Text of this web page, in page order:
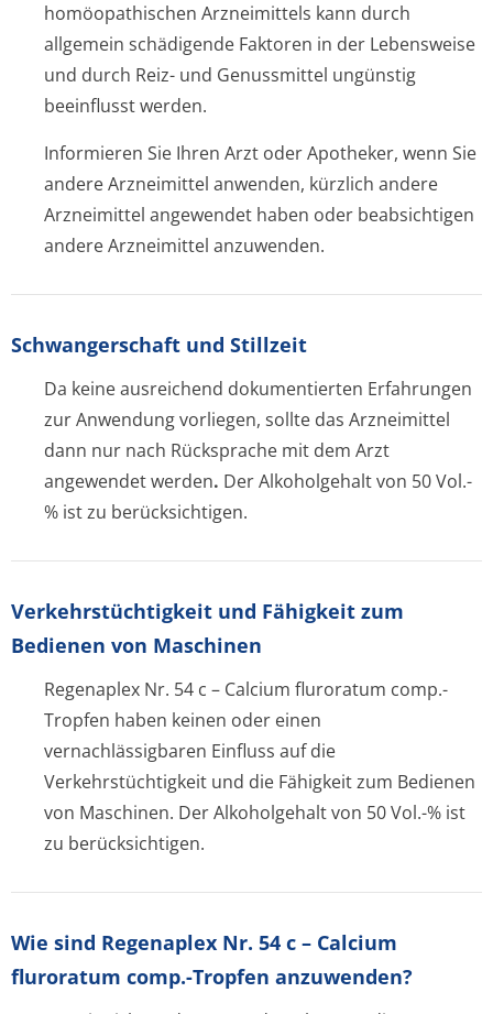
homöopathischen Arzneimittels kann durch
allgemein schädigende Faktoren in der Lebensweise
und durch Reiz- und Genussmittel ungünstig
beeinflusst werden.
Informieren Sie Ihren Arzt oder Apotheker, wenn Sie
andere Arzneimittel anwenden, kürzlich andere
Arzneimittel angewendet haben oder beabsichtigen
andere Arzneimittel anzuwenden.
Schwangerschaft und Stillzeit
Da keine ausreichend dokumentierten Erfahrungen
zur Anwendung vorliegen, sollte das Arzneimittel
dann nur nach Rücksprache mit dem Arzt
angewendet werden. Der Alkoholgehalt von 50 Vol.-
% ist zu berücksichtigen.
Verkehrstüchtig­keit und Fähigkeit zum
Bedienen von Maschinen
Regenaplex Nr. 54 c – Calcium fluroratum comp.-
Tropfen haben keinen oder einen
vernachlässigbaren Einfluss auf die
Verkehrstüchtigkeit und die Fähigkeit zum Bedienen
von Maschinen. Der Alkoholgehalt von 50 Vol.-% ist
zu berücksichtigen.
Wie sind Regenaplex Nr. 54 c – Calcium
fluroratum comp.-Tropfen anzuwenden?